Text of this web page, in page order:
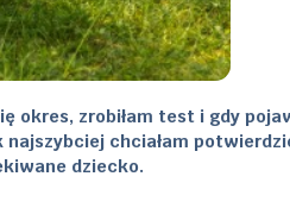
okres, zrobiłam test i gdy
najszybciej chciałam
dziecko.